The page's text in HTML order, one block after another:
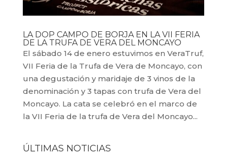
LA DOP CAMPO DE BORJA EN LA VII FERIA
DE LA TRUFA DE VERA DEL MONCAYO
El sábado 14 de enero estuvimos en VeraTruf,
VII Feria de la Trufa de Vera de Moncayo, con
una degustación y maridaje de 3 vinos de la
denominación y 3 tapas con trufa de Vera del
Moncayo. La cata se celebró en el marco de
la VII Feria de la trufa de Vera del Moncayo...
ÚLTIMAS NOTICIAS